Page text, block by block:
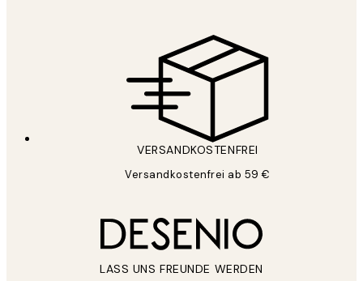
VERSANDKOSTENFREI
Versandkostenfrei ab 59 €
LASS UNS FREUNDE WERDEN